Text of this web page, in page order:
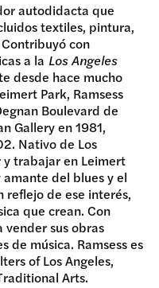
autodidacta que
textiles, pintura,
con
a la Los Angeles
desde hace mucho
Park, Ramsess
Boulevard de
Gallery en 1981,
Nativo de Los
y trabajar en Leimert
del blues y el
reflejo de ese interés,
que crean. Con
sus obras
de música. Ramsess es
of Los Angeles,
Arts.